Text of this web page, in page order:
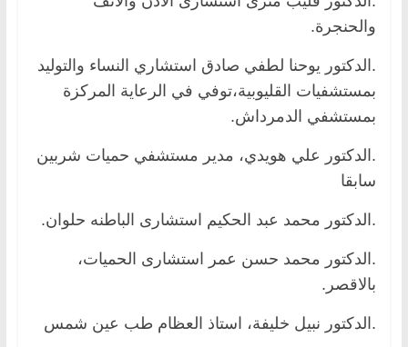
والحنجرة.
.الدكتور يوحنا لطفي صادق استشاري النساء والتوليد
بمستشفيات القليوبية،توفي في الرعاية المركزة
بمستشفي الدمرداش.
.الدكتور علي هويدي، مدير مستشفي حميات شربين
سابقا
.الدكتور محمد عبد الحكيم استشارى الباطنه حلوان.
.الدكتور محمد حسن عمر استشارى الحميات،
بالاقصر.
.الدكتور نبيل خليفة، استاذ العظام طب عين شمس